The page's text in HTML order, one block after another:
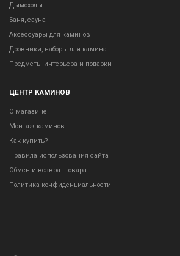
Дымоходы
Баня, сауна
Аксессуары для каминов
Дровники, наборы для камина
Предметы интерьера и подарки
ЦЕНТР КАМИНОВ
О магазине
Монтаж каминов
Как купить?
Правила использования сайта
Обмен и возврат товара
Политика конфиденциальности